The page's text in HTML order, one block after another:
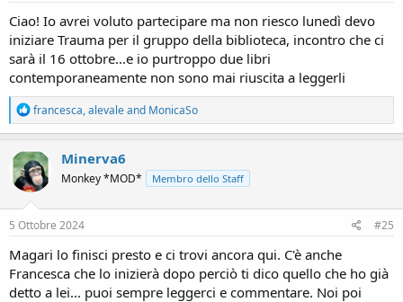
Ciao! Io avrei voluto partecipare ma non riesco lunedì devo
iniziare Trauma per il gruppo della biblioteca, incontro che ci
sarà il 16 ottobre...e io purtroppo due libri
contemporaneamente non sono mai riuscita a leggerli
R
e
a
c
t
i
o
n
s
francesca,alevaleand MonicaSo
Minerva6
Monkey *MOD* Membro dello Staff
5 Ottobre 2024 #25
Magari lo finisci presto e ci trovi ancora qui. C'è anche
Francesca che lo inizierà dopo perciò ti dico quello che ho già
detto a lei... puoi sempre leggerci e commentare. Noi poi